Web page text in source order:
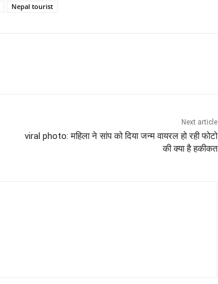
Nepal tourist
Next article
viral photo: महिला ने सांप को दिया जन्म वायरल हो रही फोटो
की क्या है हकीकत